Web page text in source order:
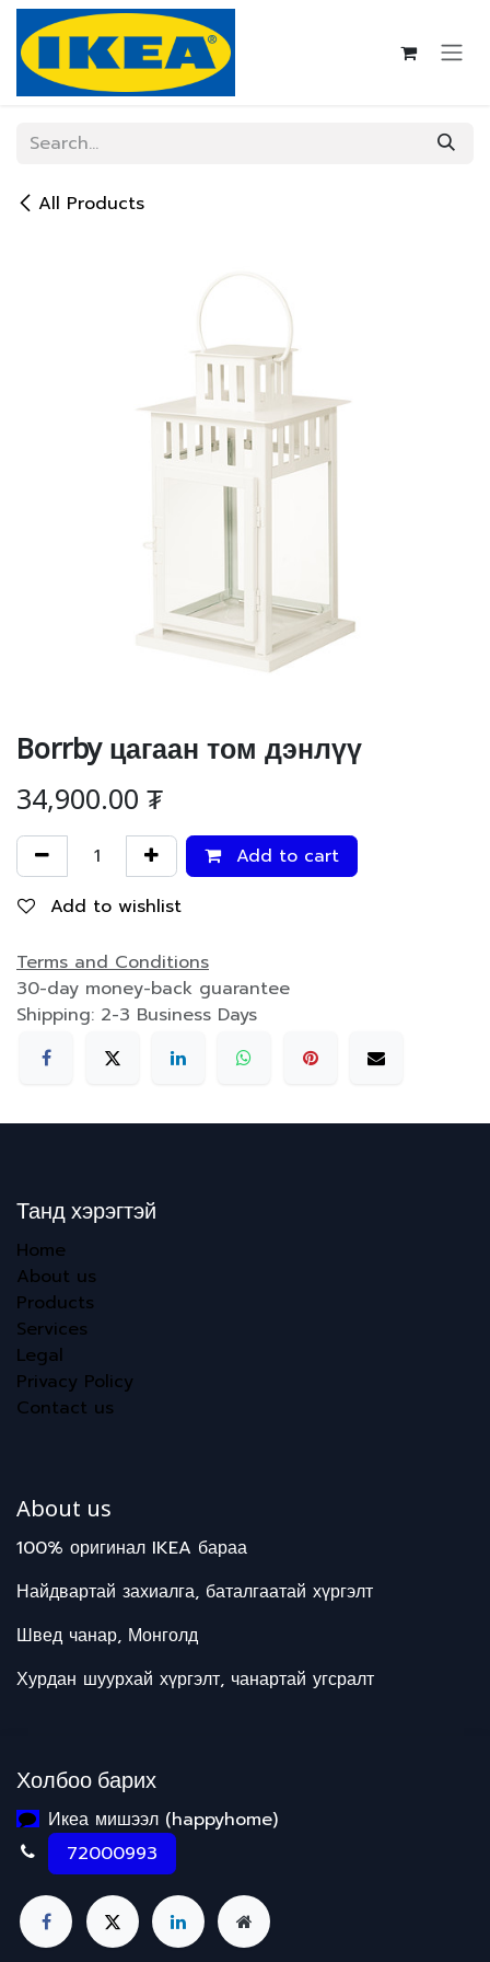
Skip to Content
All Products
Borrby цагаан том дэнлүү
34,900.00₮
Add to cart
Add to wishlist
Terms and Conditions
30-day money-back guarantee
Shipping: 2-3 Business Days
Танд хэрэгтэй
Home
About us
Products
Services
Legal
Privacy Policy
Contact us
About us
100% оригинал IKEA бараа
Найдвартай захиалга, баталгаатай хүргэлт
Швед чанар, Монголд
Хурдан шуурхай хүргэлт, чанартай угсралт
Холбоо барих
Икеа мишээл (happyhome)
72000993